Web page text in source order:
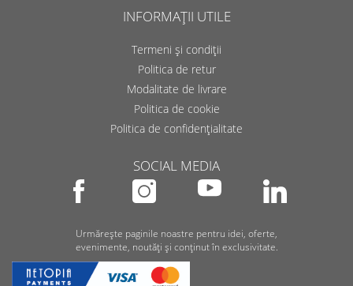
INFORMAȚII UTILE
Termeni și condiții
Politica de retur
Modalitate de livrare
Politica de cookie
Politica de confidențialitate
SOCIAL MEDIA
Urmărește paginile noastre pentru idei, oferte,
evenimente, noutăți și conținut în exclusivitate.